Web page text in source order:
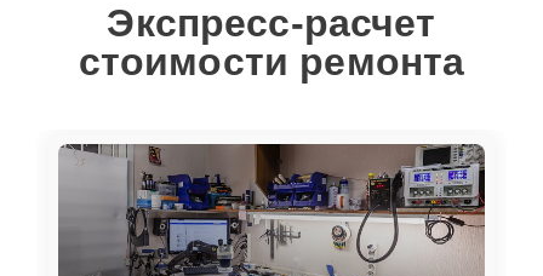
Экспресс-расчет
стоимости ремонта